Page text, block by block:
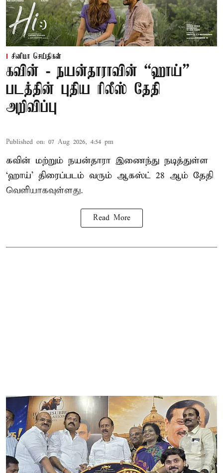
சினிமா செய்திகள்
கவின் - நயன்தாராவின் “ஹாய்”
படத்தின் புதிய ரிலீஸ் தேதி
அறிவிப்பு
Published on: 07 Aug 2026, 4:54 pm
கவின் மற்றும் நயன்தாரா இணைந்து நடித்துள்ள
‘ஹாய்’ திரைப்படம் வரும் ஆகஸ்ட் 28 ஆம் தேதி
வெளியாகவுள்ளது.
Read More